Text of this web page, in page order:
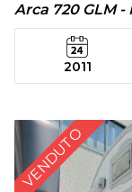
Arca 720 GLM
2011
VENDUTO